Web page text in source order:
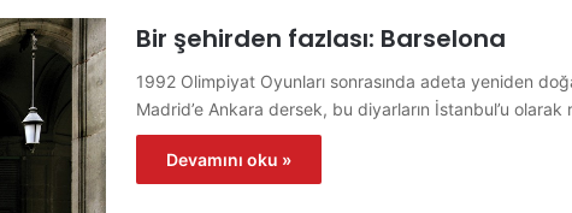
Bir şehirden fazlası: Barselona
1992 Olimpiyat Oyunları sonrasında adeta yeniden
Madrid’e Ankara dersek, bu diyarların İstanbul’u olarak
Devamını oku »